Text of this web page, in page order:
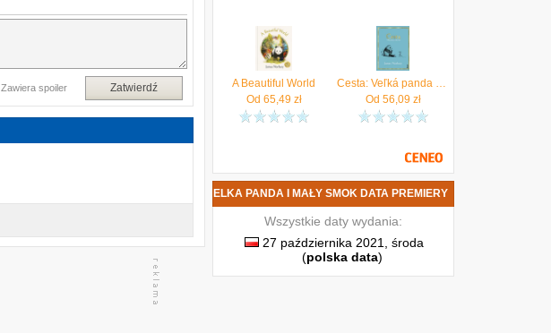
Zatwierdź
Zawiera spoiler
A Beautiful World
Od 65,49 zł
Cesta: Veľká panda a malý drak Norbury, James
Od 56,09 zł
NOWA KSIĄŻKA JAMES NORBURY - WIELKA PANDA I MAŁY SMOK DATA PREMIERY
Wszystkie daty wydania:
27 października 2021, środa
(polska data)